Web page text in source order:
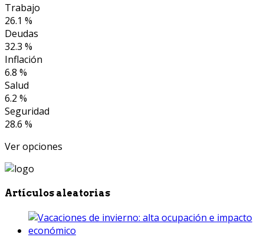
Trabajo
26.1 %
Deudas
32.3 %
Inflación
6.8 %
Salud
6.2 %
Seguridad
28.6 %
Ver opciones
Artículos aleatorias